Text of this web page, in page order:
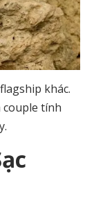
khác.
couple tính